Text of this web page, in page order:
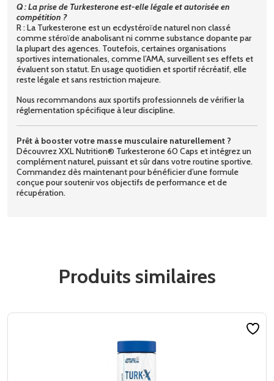
Q : La prise de Turkesterone est-elle légale et autorisée en
compétition ?
R : La Turkesterone est un ecdystéroïde naturel non classé
comme stéroïde anabolisant ni comme substance dopante par
la plupart des agences. Toutefois, certaines organisations
sportives internationales, comme l’AMA, surveillent ses effets et
évaluent son statut. En usage quotidien et sportif récréatif, elle
reste légale et sans restriction majeure.
Nous recommandons aux sportifs professionnels de vérifier la
réglementation spécifique à leur discipline.
Prêt à booster votre masse musculaire naturellement ?
Découvrez XXL Nutrition® Turkesterone 60 Caps et intégrez un
complément naturel, puissant et sûr dans votre routine sportive.
Commandez dès maintenant pour bénéficier d’une formule
conçue pour soutenir vos objectifs de performance et de
récupération.
Produits similaires